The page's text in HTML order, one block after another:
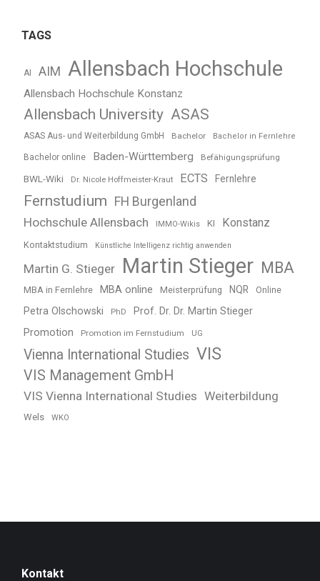
TAGS
AI AIM Allensbach Hochschule
Allensbach Hochschule Konstanz
Allensbach University ASAS
ASAS Aus- und Weiterbildung GmbH Bachelor Bachelor in Fernlehre
Bachelor online Baden-Württemberg Befähigungsprüfung
BWL-Wiki Dr. Nicole Hoffmeister-Kraut ECTS Fernlehre
Fernstudium
FH Burgenland
Hochschule Allensbach
IMMO-Wikis KI Konstanz
Kontaktstudium Künstliche Intelligenz richtig anwenden
Martin G. Stieger Martin Stieger MBA
MBA in Fernlehre MBA online Meisterprüfung NQR Online
Petra Olschowski PhD Prof. Dr. Dr. Martin Stieger
Promotion Promotion im Fernstudium UG
Vienna International Studies VIS
VIS Management GmbH
VIS Vienna International Studies Weiterbildung
Wels WKO
Kontakt